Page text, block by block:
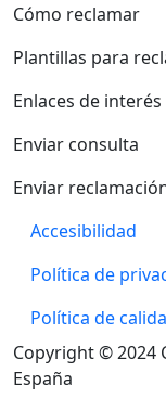
Cómo reclamar
Plantillas para
Enlaces de interés
Enviar consulta
Enviar
Pie de
Accesibilidad
Política de
Política de
Copyright © 2024
España